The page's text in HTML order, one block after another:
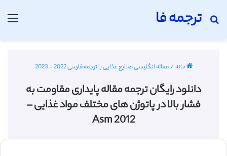
ترجمه فا
جستجو برای
خانه/مقاله انگلیسی صنایع غذایی با ترجمه فارسی 2022 - 2023
دانلود رایگان ترجمه مقاله پایداری مقاومت به
فشار بالا در پاتوژن های مختلف مواد غذایی –
Asm 2012